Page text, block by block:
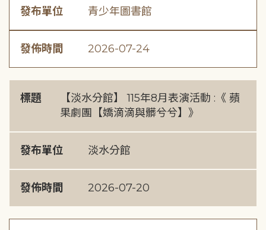
發布單位 青少年圖書館
發佈時間 2026-07-24
標題
【淡水分館】 115年8月表演活動 :《 蘋
果劇團【嬌滴滴與髒兮兮】》
發布單位 淡水分館
發佈時間 2026-07-20